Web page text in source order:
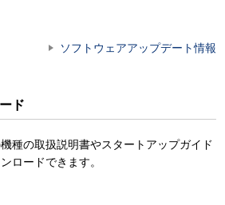
ソフトウェアアップデート情報
ド
種の取扱説明書やスタートアップガイド
ロードできます。